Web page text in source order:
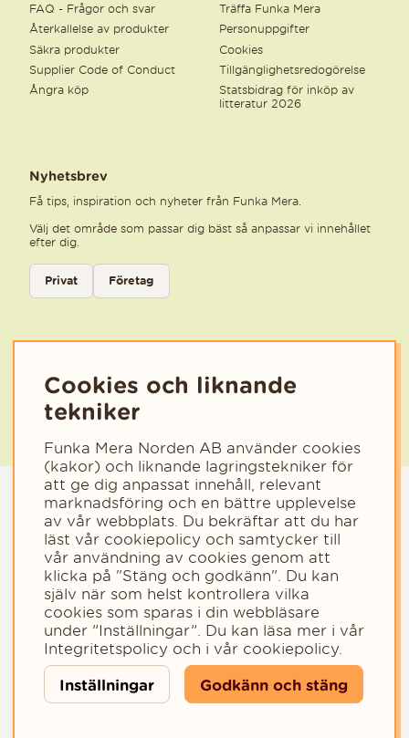
FAQ - Frågor och svar
Återkallelse av produkter
Säkra produkter
Supplier Code of Conduct
Ångra köp
Träffa Funka Mera
Personuppgifter
Cookies
Tillgänglighetsredogörelse
Statsbidrag för inköp av
litteratur 2026
Nyhetsbrev
Få tips, inspiration och nyheter från Funka Mera.
Välj det område som passar dig bäst så anpassar vi innehållet
efter dig.
Välj kategori för nyhetsbrev
Privat
Företag
Copyright © 2023 - Funka Mera Norden AB
Cookies och liknande
tekniker
Funka Mera Norden AB använder cookies
(kakor) och liknande lagringstekniker för
att ge dig anpassat innehåll, relevant
marknadsföring och en bättre upplevelse
av vår webbplats. Du bekräftar att du har
läst vår cookiepolicy och samtycker till
vår användning av cookies genom att
klicka på "Stäng och godkänn". Du kan
själv när som helst kontrollera vilka
cookies som sparas i din webbläsare
under ”Inställningar”. Du kan läsa mer i vår
Integritetspolicy och i vår cookiepolicy.
Inställningar Godkänn och stäng